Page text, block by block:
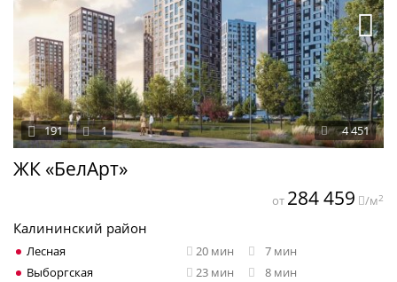
ЖК «БелАрт»
4 451
191 1
Калининский район
Лесная 20 мин
7 мин
Выборгская
23 мин
8 мин
от 284 459 /м2